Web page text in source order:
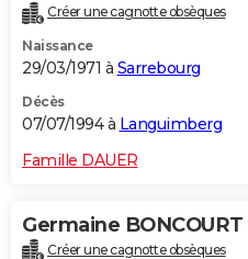
Créer une cagnotte obsèques
Naissance
29/03/1971 à Sarrebourg
Décès
07/07/1994 à Languimberg
Famille DAUER
Germaine BONCOURT
Créer une cagnotte obsèques